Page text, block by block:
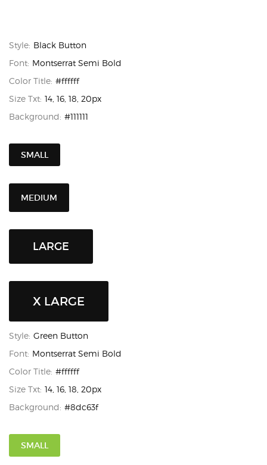
Style: Black Button
Font: Montserrat Semi Bold
Color Title: #ffffff
Size Txt: 14, 16, 18, 20px
Background: #111111
SMALL
MEDIUM
LARGE
X LARGE
Style: Green Button
Font: Montserrat Semi Bold
Color Title: #ffffff
Size Txt: 14, 16, 18, 20px
Background: #8dc63f
SMALL